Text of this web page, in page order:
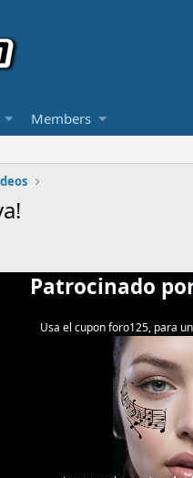
Members
Patrocinado
Usa el cupon foro125, para